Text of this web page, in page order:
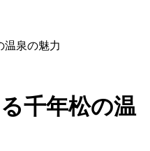
温泉の魅力
千年松の温